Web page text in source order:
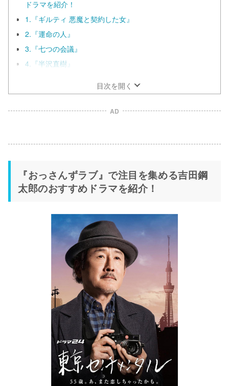
ドラマを紹介！
1.『ギルティ 悪魔と契約した女』
2.『運命の人』
3.『七つの会議』
4.『半沢直樹』
目次を開く
AD
『おっさんずラブ』で注目を集める吉田鋼
太郎のおすすめドラマを紹介！